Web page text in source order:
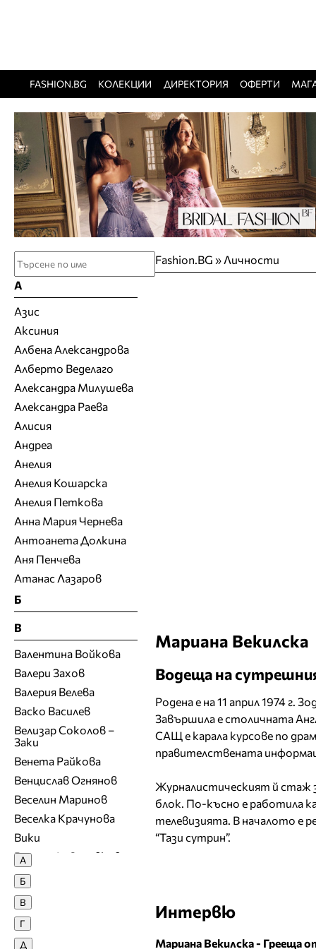
FASHION.BG КОЛЕКЦИИ ДИРЕКТОРИЯ ОФЕРТИ
Fashion.BG » Личности
Мариана Векилска
Водеща на
Родена е на 11 април 1974 г.
Завършила е столичната
САЩ е карала курсове по
правителствената
Журналистическият й стаж
блок. По-късно е работила
телевизията. В началото е
“Тази сутрин”.
Интервю
Мариана Векилска - Грееща
А
Азис
Аксиния
Албена Александрова
Алберто Веделаго
Александра Милушева
Александра Раева
Алисия
Андреа
Анелия
Анелия Кошарска
Анелия Петкова
Анна Мария Чернева
Антоанета Долкина
Аня Пенчева
Атанас Лазаров
Б
В
Валентина Войкова
Валери Захов
Валерия Велева
Васко Василев
Велизар Соколов –
Заки
Венета Райкова
Венцислав Огнянов
Веселин Маринов
Веселка Крачунова
Вики
Виргини\я Здравкова
Владимир Ампов -
Графа
Владимир Карамазов
Вяра Георгиева
А
Б
В
Г
Д